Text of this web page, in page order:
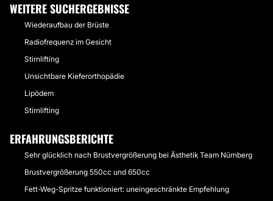
WEITERE SUCHERGEBNISSE
Wiederaufbau der Brüste
Radiofrequenz im Gesicht
Stirnlifting
Unsichtbare Kieferorthopädie
Lipödem
Stirnlifting
ERFAHRUNGSBERICHTE
Sehr glücklich nach Brustvergrößerung bei Ästhetik Team Nürnberg
Brustvergrößerung 550cc und 650cc
Fett-Weg-Spritze funktioniert: uneingeschränkte Empfehlung